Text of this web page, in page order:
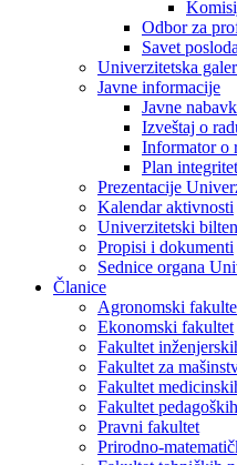
Odbor za
Savet
Univerzitetska
Javne informacije
Javne
Izveštaj o
Informator o
Plan
Prezentacije
Kalendar aktivnosti
Univerzitetski bilten
Propisi i dokumenti
Sednice organa
Članice
Agronomski
Ekonomski fakultet
Fakultet
Fakultet za
Fakultet
Fakultet
Pravni fakultet
Prirodno-